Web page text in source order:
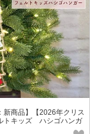
新商品】【2026年クリス
トキッズ ハシゴハンガ